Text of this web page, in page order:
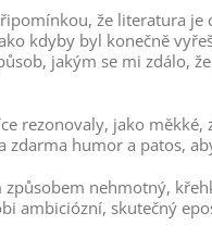
že literatura
kdyby byl konečně
jakým se mi zdálo,
rezonovaly, jako
humor a patos,
nehmotný,
ambiciózní, skutečný